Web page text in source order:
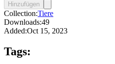
Hinzufügen
Collection:Tiere
Downloads:49
Added:Oct 15, 2023
Tags: